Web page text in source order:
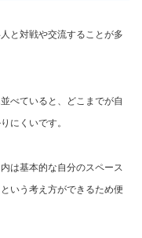
と対戦や交流することが多
べていると、どこまでが自
にくいです。
は基本的な自分のスペース
いう考え方ができるため便